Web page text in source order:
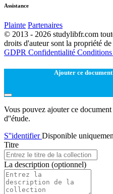
Assistance
Plainte Partenaires
© 2013 - 2026 studylibfr.com
droits d'auteur sont la propriété
GDPR Confidentialité
Ajouter ce
Vous pouvez ajouter ce
d''étude.
S''identifierDisponible
Titre
La description (optionnel)